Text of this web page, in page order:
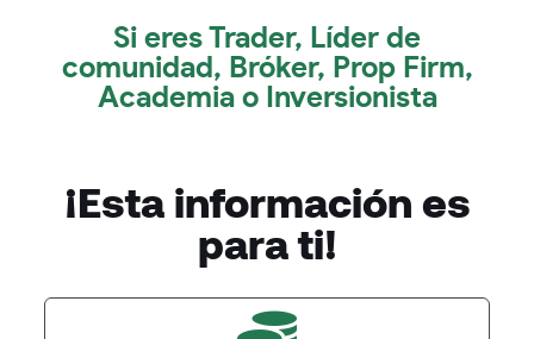
Si eres Trader, Líder de
comunidad, Bróker, Prop Firm,
Academia o Inversionista
¡Esta información es
para ti!